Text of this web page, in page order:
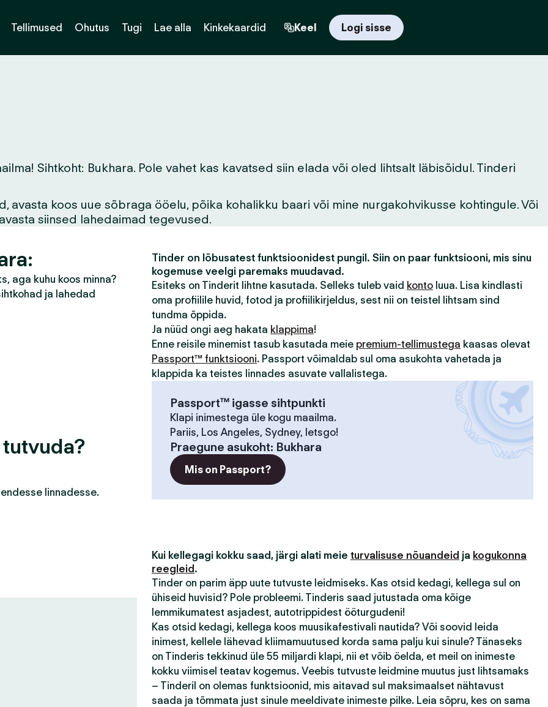
Tellimused Ohutus Tugi Lae alla Kinkekaardid Keel Logi sisse
Sihtkoht: Bukhara. Pole vahet kas kavatsed siin elada või oled lihtsalt läbisõidul. Tinderi
avasta koos uue sõbraga ööelu, põika kohalikku baari või mine nurgakohvikusse kohtingule. Või
siinsed lahedaimad tegevused.
aga kuhu koos minna?
ja lahedad
linnadesse.
Tinder on lõbusatest funktsioonidest pungil. Siin on paar funktsiooni, mis sinu
kogemuse veelgi paremaks muudavad.
Esiteks on Tinderit lihtne kasutada. Selleks tuleb vaid konto luua. Lisa kindlasti
oma profiilile huvid, fotod ja profiilikirjeldus, sest nii on teistel lihtsam sind
tundma õppida.
Ja nüüd ongi aeg hakata klappima!
Enne reisile minemist tasub kasutada meie premium-tellimustega kaasas olevat
Passport™ funktsiooni. Passport võimaldab sul oma asukohta vahetada ja
klappida ka teistes linnades asuvate vallalistega.
Passport™ igasse sihtpunkti
Klapi inimestega üle kogu maailma.
Pariis, Los Angeles, Sydney, letsgo!
Praegune asukoht: Bukhara
Mis on Passport?
Kui kellegagi kokku saad, järgi alati meie turvalisuse nõuandeid ja kogukonna
reegleid .
Tinder on parim äpp uute tutvuste leidmiseks. Kas otsid kedagi, kellega sul on
ühiseid huvisid? Pole probleemi. Tinderis saad jutustada oma kõige
lemmikumatest asjadest, autotrippidest ööturgudeni!
Kas otsid kedagi, kellega koos muusikafestivali nautida? Või soovid leida
inimest, kellele lähevad kliimamuutused korda sama palju kui sinule? Tänaseks
on Tinderis tekkinud üle 55 miljardi klapi, nii et võib öelda, et meil on inimeste
kokku viimisel teatav kogemus. Veebis tutvuste leidmine muutus just lihtsamaks
– Tinderil on olemas funktsioonid, mis aitavad sul maksimaalset nähtavust
saada ja tõmmata just sinule meeldivate inimeste pilke. Leia sõpru, kes on sama